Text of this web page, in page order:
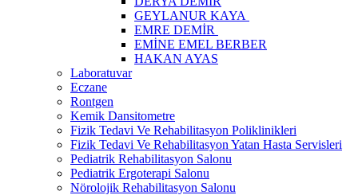
GEYLANUR KAYA
EMRE DEMİR
EMİNE EMEL BERBER
HAKAN AYAS
Laboratuvar
Eczane
Rontgen
Kemik Dansitometre
Fizik Tedavi Ve Rehabilitasyon Poliklinikleri
Fizik Tedavi Ve Rehabilitasyon Yatan Hasta Servisleri
Pediatrik Rehabilitasyon Salonu
Pediatrik Ergoterapi Salonu
Nörolojik Rehabilitasyon Salonu